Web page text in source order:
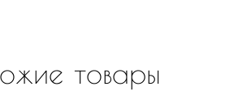
товары